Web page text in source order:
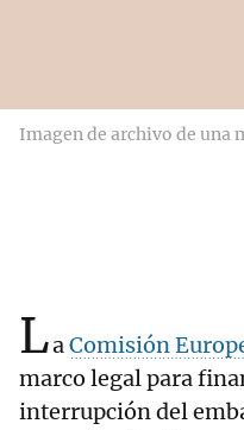
Imagen de archivo de una
LaComisión
marco legal para
interrupción del